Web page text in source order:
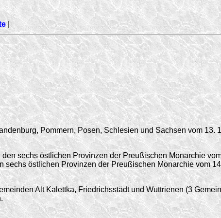
|
Pommern, Posen, Schlesien und Sachsen vom13.
sechs östlichen Provinzen der Preußischen Monarchie
sechs östlichen Provinzen der Preußischen Monarchie vom
Alt Kalettka, Friedrichsstädt und Wuttrienen (3